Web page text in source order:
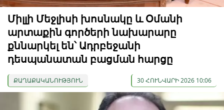
Միլլի Մեջլիսի խոսնակը և Օմանի
արտաքին գործերի նախարարը
քննարկել են՝ Ադրբեջանի
դեսպանատան բացման հարցը
ՔԱՂԱՔԱԿԱՆՈՒԹՅՈՒՆ 30 ՀՈՒՆՎԱՐԻ 2026 10:06